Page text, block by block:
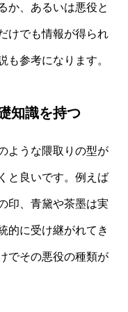
か、あるいは悪役と
けでも情報が得られ
も参考になります。
知識を持つ
ような隈取りの型が
と良いです。例えば
印、青黛や茶墨は実
的に受け継がれてき
でその悪役の種類が